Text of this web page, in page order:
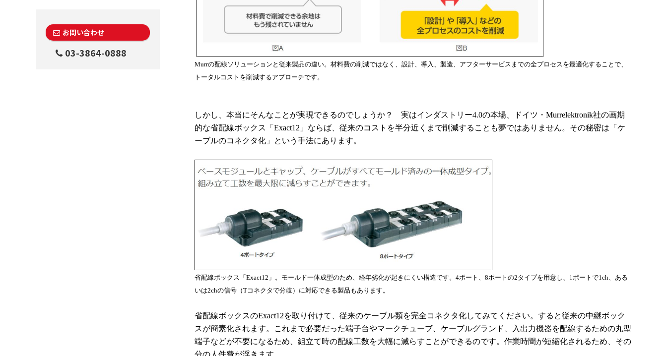
Murrの配線ソリューションと従来製品の違い。材料費の削減ではなく、設計、導入、製造、アフターサービスまでの全プロセスを最適化することで、
トータルコストを削減するアプローチです。
しかし、本当にそんなことが実現できるのでしょうか？ 実はインダストリー4.0の本場、ドイツ・ Murrelektronik社の画期
的な省配線ボックス「 Exact12 」 ならば、従来のコストを半分近くまで削減することも夢ではありません。その秘密は「ケ
ーブルのコネクタ化」という手法にあります。
省配線ボックス「Exact12」。モールド一体成型のため、経年劣化が起きにくい構造です。4ポート、8ポートの2タイプを用意し、1ポートで1ch、ある
いは2chの信号（Tコネクタで分岐）に対応できる製品もあります。
省配線ボックスのExact12を取り付けて、従来のケーブル類を完全コネクタ化してみてください。すると従来の中継ボック
スが簡素化されます。これまで必要だった端子台やマークチューブ、ケーブルグランド、入出力機器を配線するための丸型
端子などが不要になるため、組立て時の配線工数を大幅に減らすことができるのです。作業時間が短縮化されるため、その
お問い合わせ
03-3864-0888